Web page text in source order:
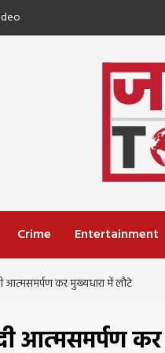
Crime Entertainment
कर मुख्यधारा में लौटे
आत्मसमर्पण कर